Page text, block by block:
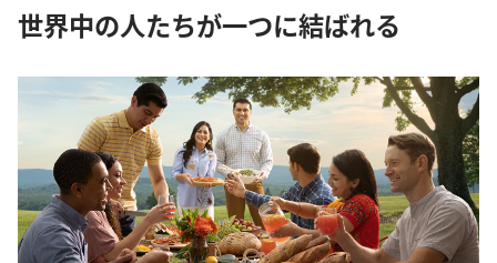
世界中の人たちが一つに結ばれる